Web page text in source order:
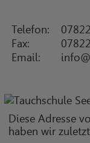
Telefon:
Fax:
Email:
Diese Adresse
haben wir